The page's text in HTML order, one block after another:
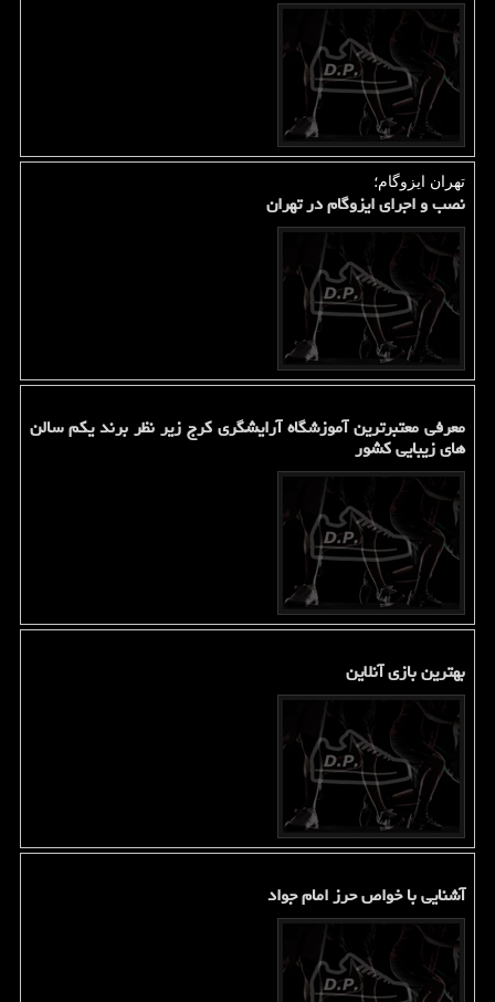
تهران ایزوگام؛
نصب و اجرای ایزوگام در تهران
معرفی معتبرترین آموزشگاه آرایشگری کرج زیر نظر برند یکم سالن
های زیبایی کشور
بهترین بازی آنلاین
آشنایی با خواص حرز امام جواد